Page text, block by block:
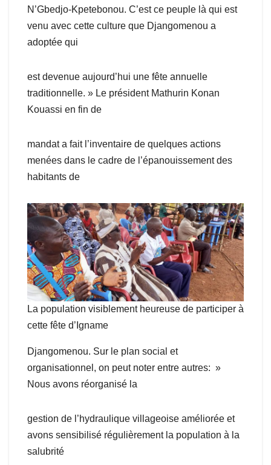
N’Gbedjo-Kpetebonou. C’est ce peuple là qui est
venu avec cette culture que Djangomenou a
adoptée qui
est devenue aujourd’hui une fête annuelle
traditionnelle. » Le président Mathurin Konan
Kouassi en fin de
mandat a fait l’inventaire de quelques actions
menées dans le cadre de l’épanouissement des
habitants de
La population visiblement heureuse de participer à
cette fête d’Igname
Djangomenou. Sur le plan social et
organisationnel, on peut noter entre autres: »
Nous avons réorganisé la
gestion de l’hydraulique villageoise améliorée et
avons sensibilisé régulièrement la population à la
salubrité